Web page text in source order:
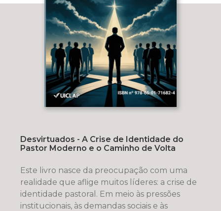
Desvirtuados - A Crise de Identidade do
Pastor Moderno e o Caminho de Volta
Este livro nasce da preocupação com uma
realidade que aflige muitos líderes: a crise de
identidade pastoral. Em meio às pressões
institucionais, às demandas sociais e às